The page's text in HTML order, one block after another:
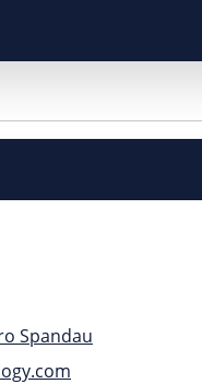
Spandau